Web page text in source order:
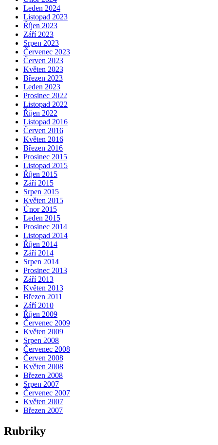
Leden 2024
Listopad 2023
Říjen 2023
Září 2023
Srpen 2023
Červenec 2023
Červen 2023
Květen 2023
Březen 2023
Leden 2023
Prosinec 2022
Listopad 2022
Říjen 2022
Listopad 2016
Červen 2016
Květen 2016
Březen 2016
Prosinec 2015
Listopad 2015
Říjen 2015
Září 2015
Srpen 2015
Květen 2015
Únor 2015
Leden 2015
Prosinec 2014
Listopad 2014
Říjen 2014
Září 2014
Srpen 2014
Prosinec 2013
Září 2013
Květen 2013
Březen 2011
Září 2010
Říjen 2009
Červenec 2009
Květen 2009
Srpen 2008
Červenec 2008
Červen 2008
Květen 2008
Březen 2008
Srpen 2007
Červenec 2007
Květen 2007
Březen 2007
Rubriky